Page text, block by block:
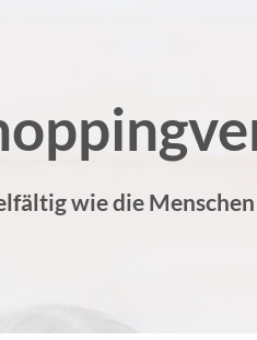
wie die